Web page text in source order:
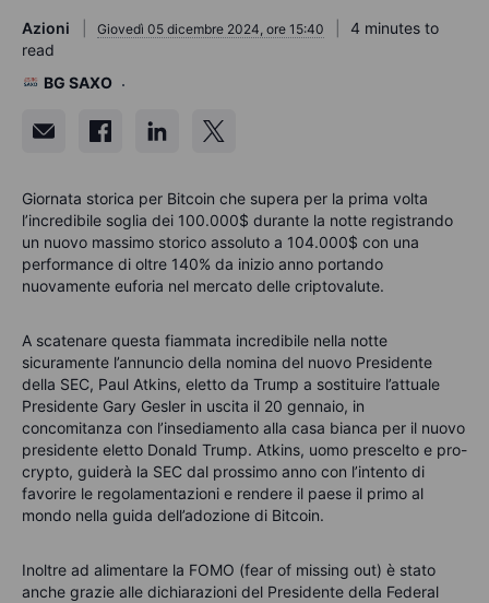
Azioni Giovedì 05 dicembre 2024, ore 15:40
4 minutes to
read
BG SAXO
Giornata storica per Bitcoin che supera per la prima volta
l’incredibile soglia dei 100.000$ durante la notte registrando
un nuovo massimo storico assoluto a 104.000$ con una
performance di oltre 140% da inizio anno portando
nuovamente euforia nel mercato delle criptovalute.
A scatenare questa fiammata incredibile nella notte
sicuramente l’annuncio della nomina del nuovo Presidente
della SEC, Paul Atkins, eletto da Trump a sostituire l’attuale
Presidente Gary Gesler in uscita il 20 gennaio, in
concomitanza con l’insediamento alla casa bianca per il nuovo
presidente eletto Donald Trump. Atkins, uomo prescelto e pro-
crypto, guiderà la SEC dal prossimo anno con l’intento di
favorire le regolamentazioni e rendere il paese il primo al
mondo nella guida dell’adozione di Bitcoin.
Inoltre ad alimentare la FOMO (fear of missing out) è stato
anche grazie alle dichiarazioni del Presidente della Federal